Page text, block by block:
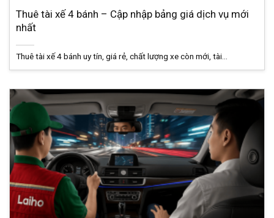
Thuê tài xế 4 bánh – Cập nhập bảng giá dịch vụ mới
nhất
Thuê tài xế 4 bánh uy tín, giá rẻ, chất lượng xe còn mới, tài...